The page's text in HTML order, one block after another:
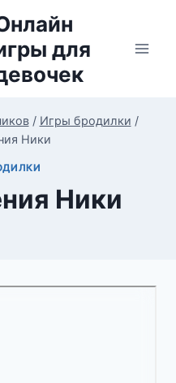
для
/ Игры бродилки /
Ники
Ники